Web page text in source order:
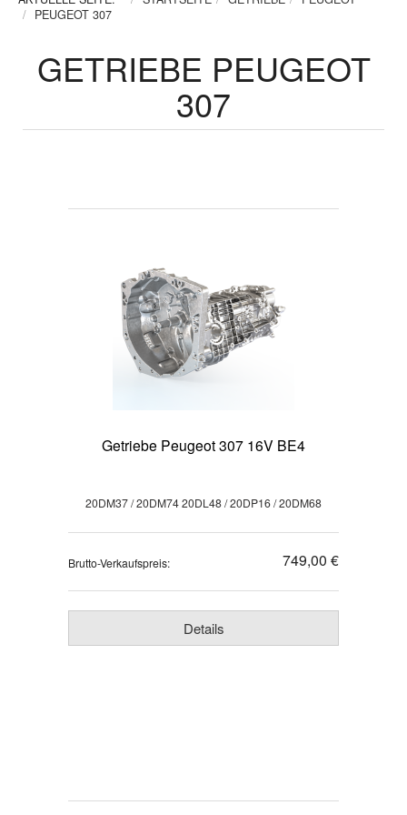
PEUGEOT 307
GETRIEBE PEUGEOT
307
Getriebe Peugeot 307 16V BE4
20DM37 / 20DM74 20DL48 / 20DP16 / 20DM68
Brutto-Verkaufspreis: 749,00 €
Details